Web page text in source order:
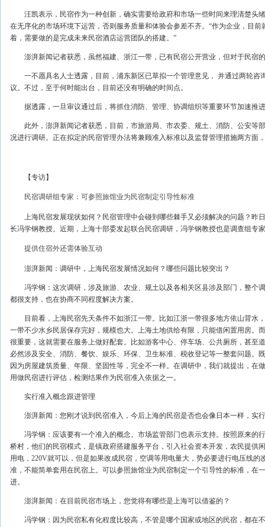
汪凯表示，民宿作为一种创新，确实需要给政府和市场一些时间来理清楚头
在无序化的市场环境下运营，否则服务质量和体验会参差不齐。“作为企业，目
着，需要做的是完成未来民宿酒店运营团队的搭建。”
澎湃新闻记者获悉，虽然福建、浙江一带，已有民宿公开营业，但对于民宿
一不愿具名人士透露，目前，浦东新区已草拟一个管理意见， 并通过两轮咨
议。不过，至于何时能出台，目前还没有明确的时间点。
据透露，一旦审议通过后，将抓住消防、管理、协调组织等重要环节加速推
此外，澎湃新闻记者获悉，目前，市旅游局、市农委、规土、消防、公安等
况进行调研。正在拟定的民宿管理办法将兼顾准入标准以及监督管理措施两方面
【专访】
民宿调研组专家：可参照旅馆业为民宿制定引导性标准
上海民宿发展现状如何？民宿管理中会碰到哪些棘手又必须解决的问题？昨
长冯学钢教授。近期，上海十部委发起联合民宿调研，冯学钢教授也是调查组专
提供住宿外还需体验互动
澎湃新闻：调研中，上海民宿发展情况如何？哪些问题比较突出？
冯学钢：这次调研，涉及旅游、农业、规土以及各相关区县涉及部门，整个
都很支持，也在协商不同程度解决方案。
目前看，上海民宿先天条件不如浙江一带。比如江浙一带很多地方依山背水
一带不少水乡民居保存完好，规模也大。上海土地供给有限，只能借闲置用房。
很重要，这就需要在服务上做好配套。比如游客中心、停车场、公共厕所，甚至
必然涉及安全、消防、餐饮、娱乐、环保、卫生标准、税收登记等一整套问题。
因为房屋建筑质量、年限、坚固性等，完全不一样。在调研中，我们就提出，在
用做民宿进行评估，检测结果作为民宿准入依据之一。
实行准入概念跟进管理
澎湃新闻：您刚才说到民宿准入，今后上海的民宿是否也会像日本一样，实
冯学钢：应该要有一个准入的概念。市场监管部门也表示支持。按照原来的
桥村，他们的民宿模式，是镇政府搭建服务平台，引入社会资本开发，农民提供
用电，220V就可以，但是如果改成民宿，空调等用电量大，势必要进行电压线
准，不能简单套用在民宿上。可以参照旅馆业为民宿制定一个引导性的标准，在
进。
澎湃新闻：在目前民宿市场上，您觉得有哪些是上海可以借鉴的？
冯学钢：因为民宿私有化程度比较高，不管是哪个国家或地区的民宿，都在